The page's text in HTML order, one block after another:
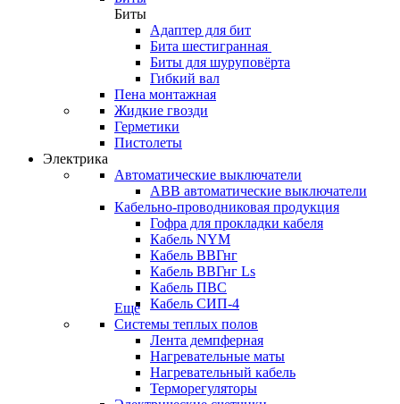
Биты
Адаптер для бит
Бита шестигранная
Биты для шуруповёрта
Гибкий вал
Пена монтажная
Жидкие гвозди
Герметики
Пистолеты
Электрика
Автоматические выключатели
ABB автоматические выключатели
Кабельно-проводниковая продукция
Гофра для прокладки кабеля
Кабель NYM
Кабель ВВГнг
Кабель ВВГнг Ls
Кабель ПВС
Кабель СИП-4
Еще
Системы теплых полов
Лента демпферная
Нагревательные маты
Нагревательный кабель
Терморегуляторы